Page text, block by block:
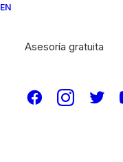
EN
Asesoría gratuita